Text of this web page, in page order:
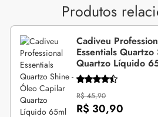
Produtos
Cadiveu
Essentials
Quartzo Líquido
R$ 45,90
R$ 30,90